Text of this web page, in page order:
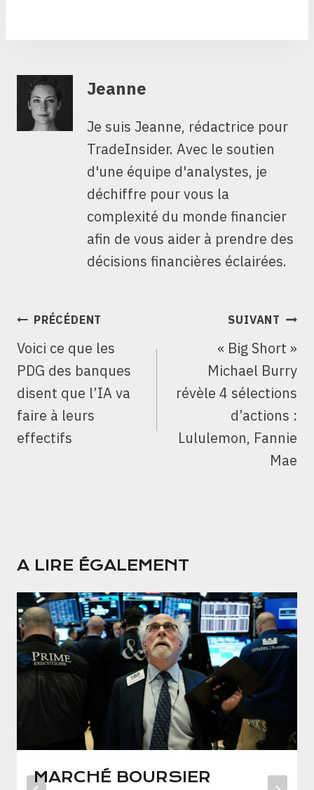
Jeanne
Je suis Jeanne, rédactrice pour
TradeInsider. Avec le soutien
d'une équipe d'analystes, je
déchiffre pour vous la
complexité du monde financier
afin de vous aider à prendre des
décisions financières éclairées.
NAVIGATION
L’ARTICLE
PRÉCÉDENT
Voici ce que les
PDG des banques
disent que l’IA va
faire à leurs
effectifs
SUIVANT
« Big Short »
Michael Burry
révèle 4 sélections
d’actions :
Lululemon, Fannie
Mae
A LIRE ÉGALEMENT
MARCHÉ BOURSIER